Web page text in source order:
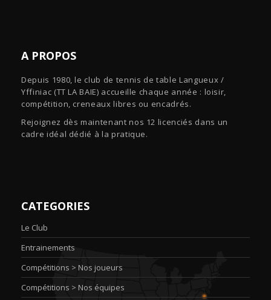
A PROPOS
Depuis 1980, le club de tennis de table Langueux /
Yffiniac (TT LA BAIE) accueille chaque année : loisir,
compétition, creneaux libres ou encadrés.
Rejoignez dès maintenant nos 12 licenciés dans un
cadre idéal dédié à la pratique.
CATEGORIES
Le Club
Entrainements
Compétitions > Nos joueurs
Compétitions > Nos équipes